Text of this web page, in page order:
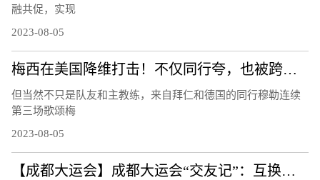
融共促，实现
2023-08-05
梅西在美国降维打击！不仅同行夸，也被跨界名人们歌颂！
但当然不只是队友和主教练，来自拜仁和德国的同行穆勒连续
第三场歌颂梅
2023-08-05
【成都大运会】成都大运会“交友记”：互换徽章成潮流